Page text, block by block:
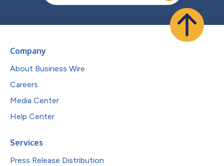
Company
About Business Wire
Careers
Media Center
Help Center
Services
Press Release Distribution